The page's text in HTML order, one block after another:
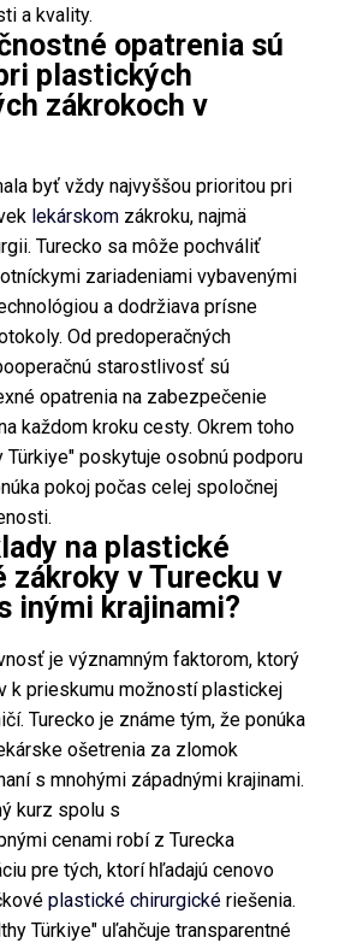
a kvality.
opatrenia sú
plastických
zákrokoch v
byť vždy najvyššou prioritou pri
lekárskomzákroku, najmä
Turecko sa môže pochváliť
zariadeniami vybavenými
a dodržiava prísne
Od predoperačných
starostlivosť sú
opatrenia na zabezpečenie
každom kroku cesty. Okrem toho
Türkiye" poskytuje osobnú podporu
pokoj počas celej spoločnej
na plastické
zákroky v Turecku v
inými krajinami?
je významným faktorom, ktorý
k prieskumu možností plastickej
Turecko je známe tým, že ponúka
ošetrenia za zlomok
s mnohými západnými krajinami.
kurz spolu s
cenami robí z Turecka
pre tých, ktorí hľadajú cenovo
plastické chirurgickériešenia.
Türkiye" uľahčuje transparentné